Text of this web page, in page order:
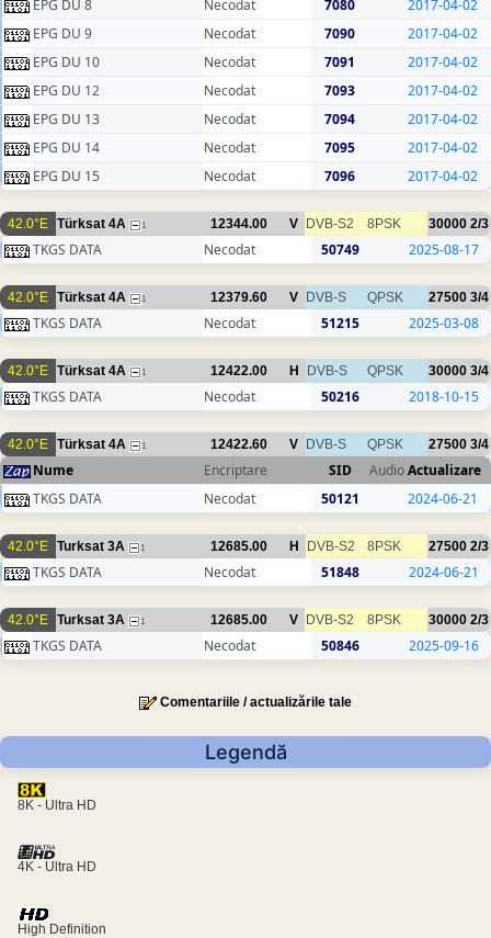
EPG DU 8 Necodat 7080
2017-04-02
EPG DU 9
Necodat 7090
2017-04-02
EPG DU 10
Necodat 7091
2017-04-02
EPG DU 12
Necodat 7093
2017-04-02
EPG DU 13
Necodat 7094
2017-04-02
EPG DU 14
Necodat 7095
2017-04-02
EPG DU 15
Necodat 7096 2017-04-02
42.0°E Türksat 4A 1 12344.00 V DVB-S2 8PSK 30000 2/3
TKGS DATA Necodat 50749 2025-08-17
42.0°E Türksat 4A 1 12379.60 V DVB-S QPSK 27500 3/4
TKGS DATA Necodat 51215 2025-03-08
42.0°E Türksat 4A 1 12422.00 H DVB-S QPSK 30000 3/4
TKGS DATA Necodat 50216 2018-10-15
42.0°E Türksat 4A 1 12422.60 V DVB-S QPSK 27500 3/4
Nume Encriptare SID AudioActualizare
TKGS DATA
Necodat 50121 2024-06-21
42.0°E Turksat 3A 1 12685.00 H DVB-S2 8PSK 27500 2/3
TKGS DATA Necodat 51848 2024-06-21
42.0°E Turksat 3A 1 12685.00 V DVB-S2 8PSK 30000 2/3
TKGS DATA Necodat 50846 2025-09-16
Comentariile / actualizările tale
Legendă
8K - Ultra HD
4K - Ultra HD
High Definition